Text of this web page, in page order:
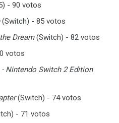
- 90 votos
(Switch) - 85 votos
Dream(Switch) - 82 votos
votos
Nintendo Switch 2 Edition
(Switch) - 74 votos
- 71 votos